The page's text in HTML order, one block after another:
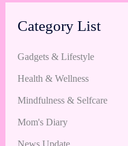
Category List
Gadgets & Lifestyle
Health & Wellness
Mindfulness & Selfcare
Mom's Diary